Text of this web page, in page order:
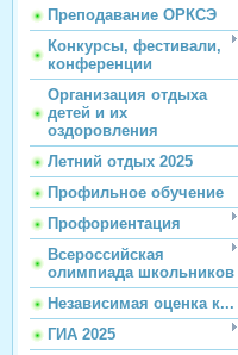
Преподавание ОРКСЭ
Конкурсы, фестивали,
конференции
Организация отдыха
детей и их
оздоровления
Летний отдых 2025
Профильное обучение
Профориентация
Всероссийская
олимпиада школьников
Независимая оценка к...
ГИА 2025